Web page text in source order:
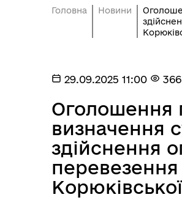
Старостинські
Головна Новини
29.09.2025 11:00 366
Оголошення
визначення
здійснення
перевезення